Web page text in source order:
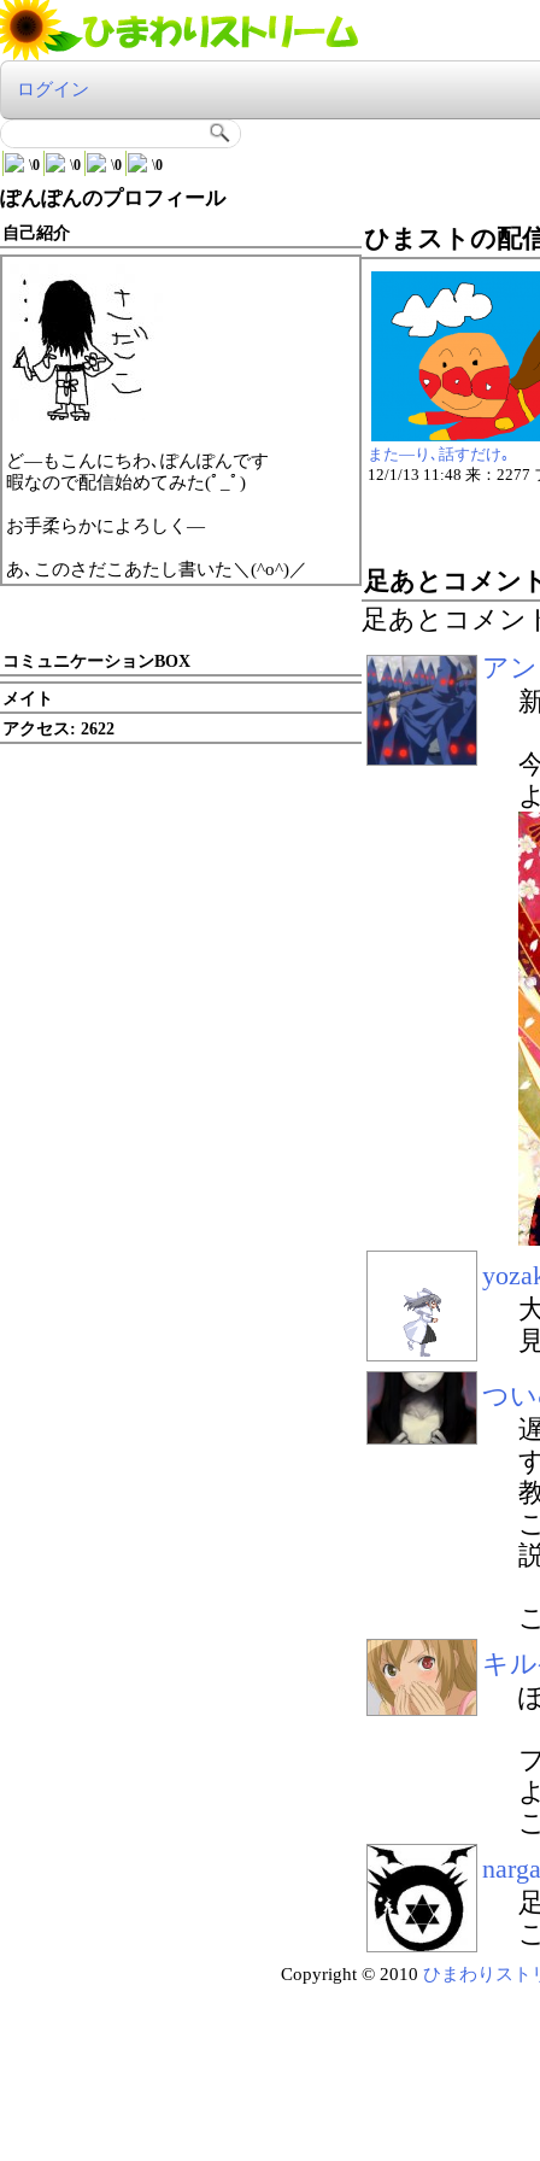
ログイン
\0 \0 \0 \0
ぽんぽんのプロフィール
自己紹介
ど―もこんにちわ､ぽんぽんです
暇なので配信始めてみた(ﾟ_ﾟ)
お手柔らかによろしく―
あ､このさだこあたし書いた＼(^o^)／
コミュニケーションBOX
メイト
アクセス: 2622
ひまストの配
また―り､話すだけ｡
12/1/13 11:48 来：2277
足あとコメン
足あとコメン
ア
つ
キ
narga
Copyright © 2010 ひまわりスト